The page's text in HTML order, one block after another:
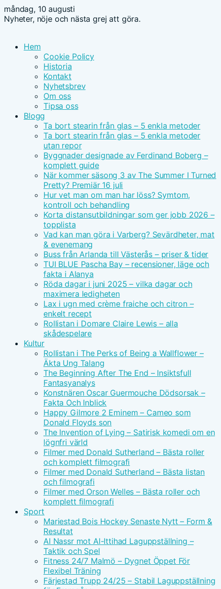
måndag, 10 augusti
Nyheter, nöje och nästa grej att göra.
Hem
Cookie Policy
Historia
Kontakt
Nyhetsbrev
Om oss
Tipsa oss
Blogg
Ta bort stearin från glas – 5 enkla metoder
Ta bort stearin från glas – 5 enkla metoder
utan repor
Byggnader designade av Ferdinand Boberg –
komplett guide
När kommer säsong 3 av The Summer I Turned
Pretty? Premiär 16 juli
Hur vet man om man har löss? Symtom,
kontroll och behandling
Korta distansutbildningar som ger jobb 2026 –
topplista
Vad kan man göra i Varberg? Sevärdheter, mat
& evenemang
Buss från Arlanda till Västerås – priser & tider
TUI BLUE Pascha Bay – recensioner, läge och
fakta i Alanya
Röda dagar i juni 2025 – vilka dagar och
maximera ledigheten
Lax i ugn med crème fraiche och citron –
enkelt recept
Rollistan i Domare Claire Lewis – alla
skådespelare
Kultur
Rollistan i The Perks of Being a Wallflower –
Äkta Ung Talang
The Beginning After The End – Insiktsfull
Fantasyanalys
Konstnären Oscar Guermouche Dödsorsak –
Fakta Och Inblick
Happy Gilmore 2 Eminem – Cameo som
Donald Floyds son
The Invention of Lying – Satirisk komedi om en
lögnfri värld
Filmer med Donald Sutherland – Bästa roller
och komplett filmografi
Filmer med Donald Sutherland – Bästa listan
och filmografi
Filmer med Orson Welles – Bästa roller och
komplett filmografi
Sport
Mariestad Bois Hockey Senaste Nytt – Form &
Resultat
Al Nassr mot Al-Ittihad Laguppställning –
Taktik och Spel
Fitness 24/7 Malmö – Dygnet Öppet För
Flexibel Träning
Färjestad Trupp 24/25 – Stabil Laguppställning